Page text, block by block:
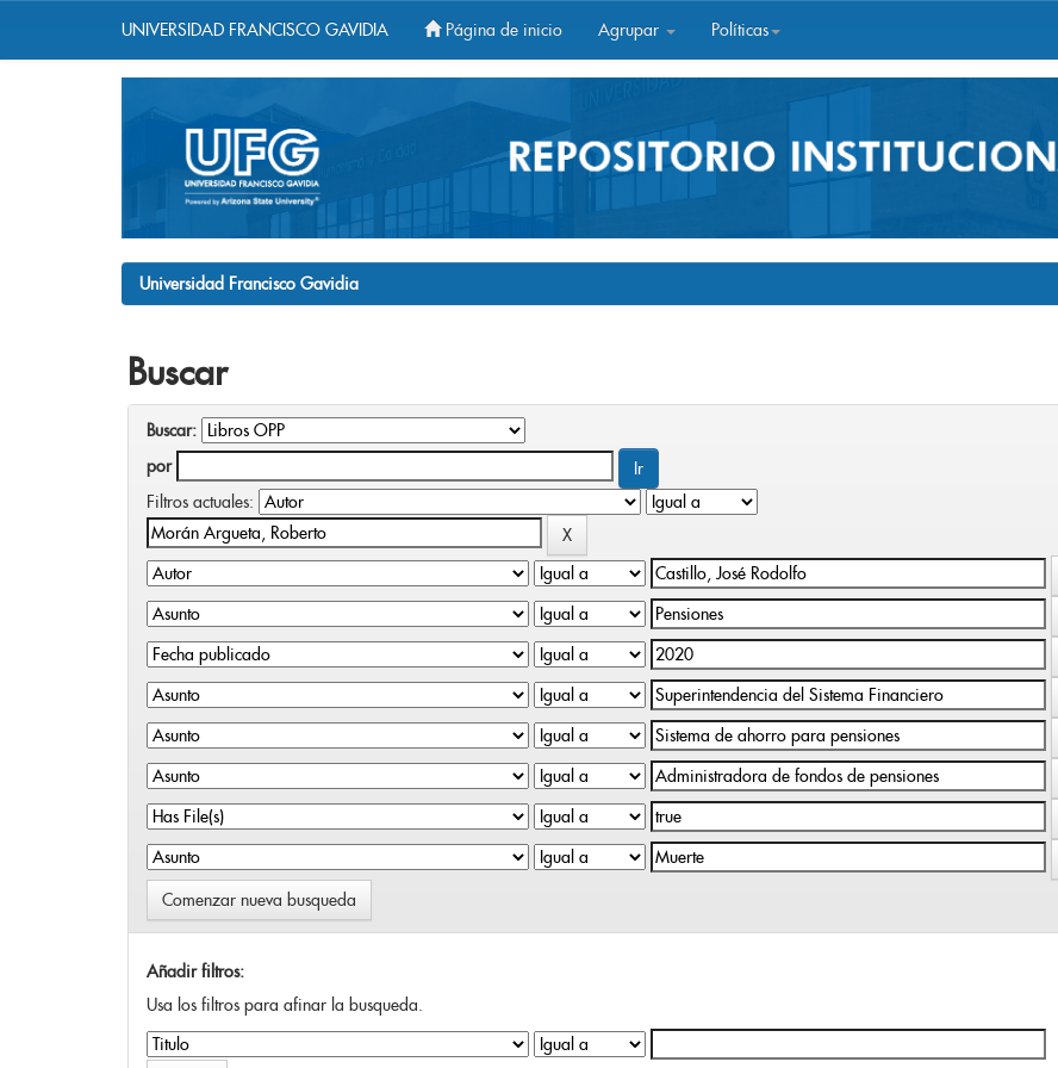
UNIVERSIDAD FRANCISCO GAVIDIA Página de inicio Agrupar Políticas
Universidad Francisco Gavidia
Buscar
Buscar:
por
Filtros actuales:
Comenzar nueva busqueda
Añadir filtros:
Usa los filtros para afinar la busqueda.